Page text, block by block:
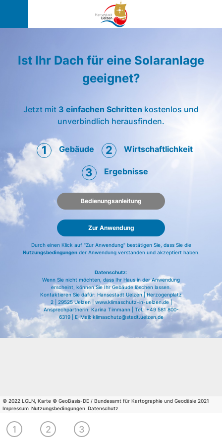
Ist Ihr Dach für eine Solaranlage
geeignet?
Jetzt mit 3 einfachen Schritten kostenlos und
unverbindlich herausfinden.
1 Gebäude 2 Wirtschaftlichkeit
3 Ergebnisse
Bedienungsanleitung
Zur Anwendung
Durch einen Klick auf "Zur Anwendung" bestätigen Sie, dass Sie die
Nutzungsbedingungender Anwendung verstanden und akzeptiert haben.
Datenschutz:
Wenn Sie nicht möchten, dass Ihr Haus in der Anwendung
erscheint, können Sie Ihr Gebäude löschen lassen.
Kontaktieren Sie dafür: Hansestadt Uelzen | Herzogenplatz
2 | 29525 Uelzen | www.klimaschutz-in-uelzen.de |
Ansprechpartnerin: Karina Timmann | Tel.: +49 581 800-
6319 | E-Mail: klimaschutz@stadt.uelzen.de
© 2022 LGLN, Karte © GeoBasis-DE / Bundesamt für Kartographie und Geodäsie 2021
Impressum Nutzungsbedingungen Datenschutz
1
Wählen
Sie Ihr
Gebäude
2
Wirtschaftlichkeit
berechnen
3